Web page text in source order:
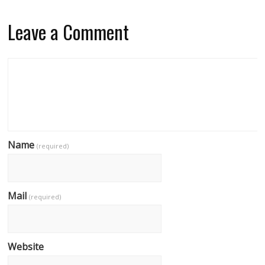
Leave a Comment
Name(required)
Mail(required)
Website